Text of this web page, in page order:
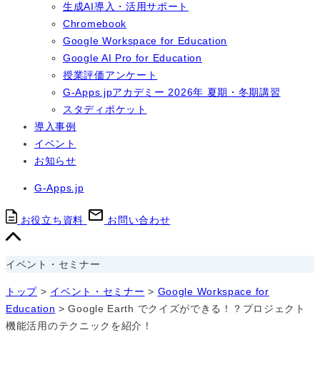
生成AI導入・活用サポート
Chromebook
Google Workspace for Education
Google AI Pro for Education
授業評価アンケート
G-Apps.jpアカデミー 2026年 夏期・冬期講習
スタディポケット
導入事例
イベント
お知らせ
G-Apps.jp
お役立ち資料 お問い合わせ
イベント・セミナー
トップ > イベント・セミナー > Google Workspace for
Education >Google Earth でクイズができる！？プロジェクト
機能活用のテクニックを紹介！